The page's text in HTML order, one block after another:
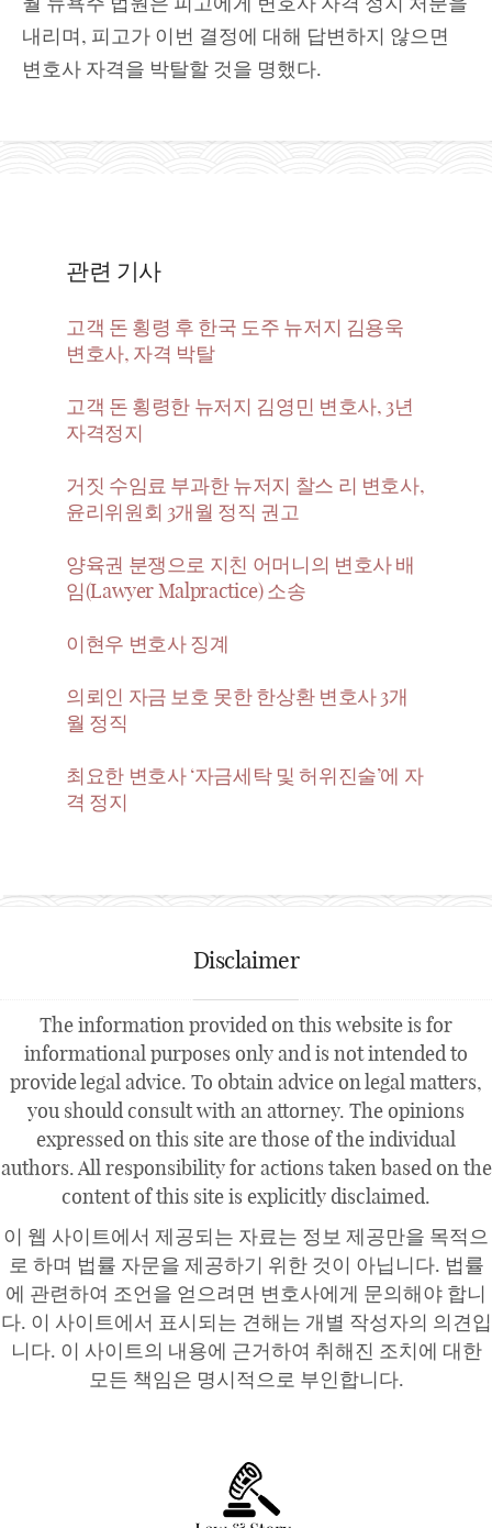
내리며, 피고가 이번 결정에 대해 답변하지 않으면
변호사 자격을 박탈할 것을 명했다.
관련 기사
고객 돈 횡령 후 한국 도주 뉴저지 김용욱
변호사, 자격 박탈
고객 돈 횡령한 뉴저지 김영민 변호사, 3년
자격정지
거짓 수임료 부과한 뉴저지 찰스 리 변호사,
윤리위원회 3개월 정직 권고
양육권 분쟁으로 지친 어머니의 변호사 배
임(Lawyer Malpractice) 소송
이현우 변호사 징계
의뢰인 자금 보호 못한 한상환 변호사 3개
월 정직
최요한 변호사 ‘자금세탁 및 허위진술’에 자
격 정지
Disclaimer
The information provided on this website is for
informational purposes only and is not intended to
provide legal advice. To obtain advice on legal matters,
you should consult with an attorney. The opinions
expressed on this site are those of the individual
authors. All responsibility for actions taken based on the
content of this site is explicitly disclaimed.
이 웹 사이트에서 제공되는 자료는 정보 제공만을 목적으
로 하며 법률 자문을 제공하기 위한 것이 아닙니다. 법률
에 관련하여 조언을 얻으려면 변호사에게 문의해야 합니
다. 이 사이트에서 표시되는 견해는 개별 작성자의 의견입
니다. 이 사이트의 내용에 근거하여 취해진 조치에 대한
모든 책임은 명시적으로 부인합니다.